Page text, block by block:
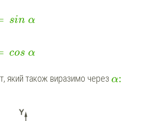
sin α
cos α
який також виразимо через α: